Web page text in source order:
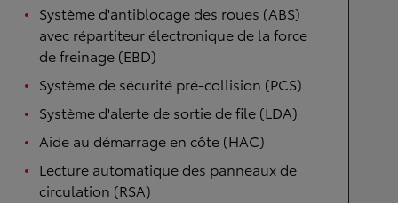
Système d'antiblocage des roues (ABS)
avec répartiteur électronique de la force
de freinage (EBD)
Système de sécurité pré-collision (PCS)
Système d'alerte de sortie de file (LDA)
Aide au démarrage en côte (HAC)
Lecture automatique des panneaux de
circulation (RSA)